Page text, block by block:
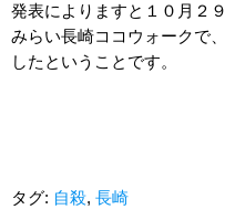
発表によりますと１０月２
みらい長崎ココウォークで
したということです。
タグ: 自殺, 長崎